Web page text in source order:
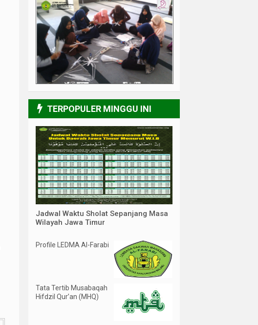
4/6
TERPOPULER MINGGU INI
Jadwal Waktu Sholat Sepanjang Masa
Wilayah Jawa Timur
Profile LEDMA Al-Farabi
Tata Tertib Musabaqah
Hifdzil Qur’an (MHQ)